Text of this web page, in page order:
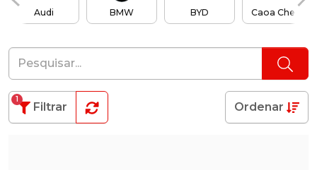
Audi BMW BYD Caoa Chery
Filtrar
1
Ordenar